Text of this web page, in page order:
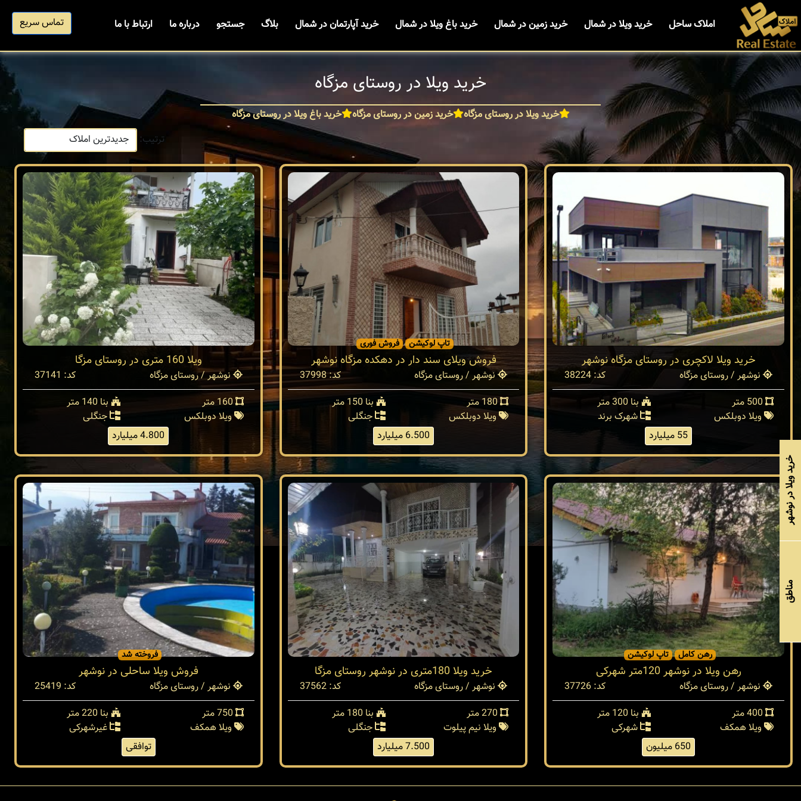
املاک ساحل خرید ویلا در شمال خرید زمین در شمال خرید باغ ویلا در شمال خرید آپارتمان در شمال بلاگ جستجو درباره ما ارتباط با ما تماس سریع
خرید ویلا در روستای مزگاه
خرید ویلا در روستای مزگاه خرید زمین در روستای مزگاه
خرید باغ ویلا در روستای مزگاه
ترتیب:
خرید ویلا لاکچری در روستای مزگاه نوشهر
نوشهر / روستای مزگاه
کد: 38224
بنا 300 متر
ویلا دوبلکس
شهرک برند
55 میلیارد
تاپ لوکیشن فروش فوری
فروش ویلای سند دار در دهکده مزگاه نوشهر
نوشهر / روستای مزگاه
کد: 37998
180 متر
بنا 150 متر
ویلا دوبلکس
جنگلی
6.500 میلیارد
ویلا 160 متری در روستای مزگا
نوشهر / روستای مزگاه
کد: 37141
160 متر
بنا 140 متر
ویلا دوبلکس
جنگلی
4.800 میلیارد
رهن کامل تاپ لوکیشن
رهن ویلا در نوشهر 120متر شهرکی
نوشهر / روستای مزگاه
کد: 37726
بنا 120 متر
ویلا همکف
شهرکی
650 میلیون
خرید ویلا 180متری در نوشهر روستای مزگا
نوشهر / روستای مزگاه
کد: 37562
270 متر
بنا 180 متر
ویلا نیم پیلوت
جنگلی
7.500 میلیارد
فروخته شد
فروش ویلا ساحلی در نوشهر
نوشهر / روستای مزگاه
کد: 25419
بنا 220 متر
ویلا همکف
غیرشهرکی
توافقی
خرید ویلا در نوشهر
مناطق